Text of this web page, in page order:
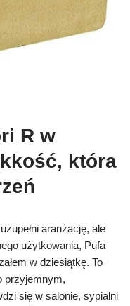
R w
która
aranżację, ale
użytkowania, Pufa
w dziesiątkę. To
przyjemnym,
się w salonie, sypialni